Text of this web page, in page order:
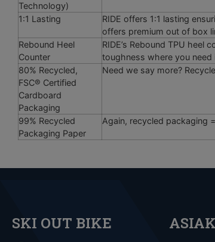
Technology)
1:1 Lasting
RIDE offers 1:1 lasting
offers premium out of box
Rebound Heel
Counter
RIDE’s Rebound TPU
toughness where you need
80% Recycled,
FSC® Certified
Cardboard
Packaging
Need we say more?
99% Recycled
Packaging Paper
Again, recycled packaging
SKI OUT BIKE